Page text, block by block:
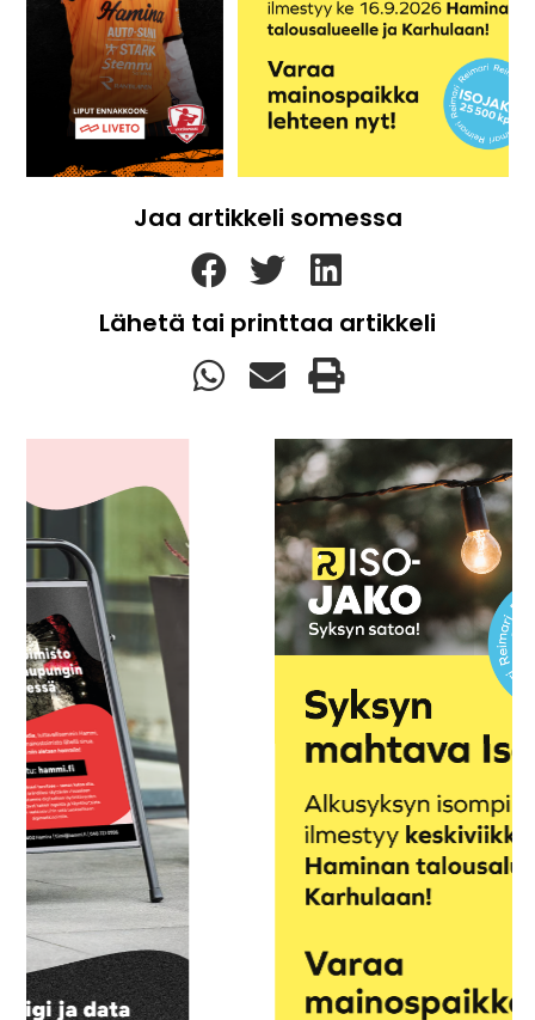
Jaa artikkeli somessa
Lähetä tai printtaa artikkeli